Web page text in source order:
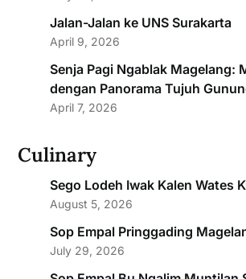
Jalan-Jalan ke UNS Surakarta
April 9, 2026
Senja Pagi Ngablak Magelang:
dengan Panorama Tujuh
April 7, 2026
Culinary
Sego Lodeh Iwak Kalen Wates
August 5, 2026
Sop Empal Pringgading
July 29, 2026